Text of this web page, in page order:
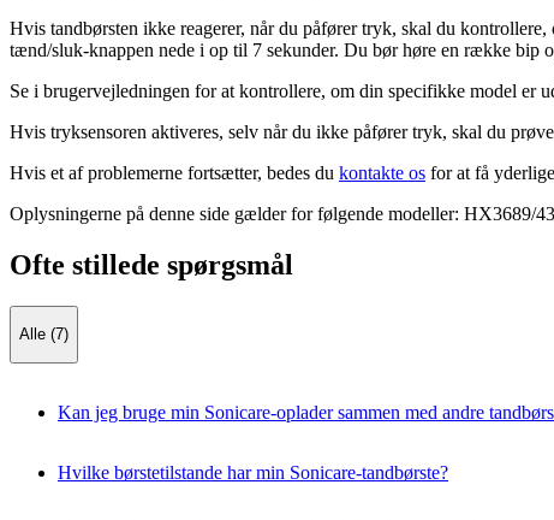
Hvis tandbørsten ikke reagerer, når du påfører tryk, skal du
tænd/sluk-knappen nede i op til 7 sekunder. Du bør høre en række bip
Se i brugervejledningen for at kontrollere, om din specifikke model er
Hvis tryksensoren aktiveres, selv når du ikke påfører tryk, skal du
Hvis et af problemerne fortsætter, bedes du kontakte os for at få
Oplysningerne på denne side gælder for følgende modeller: HX3689/43
Ofte stillede spørgsmål
Alle (7)
Kan jeg bruge min Sonicare-oplader sammen med andre
Hvilke børstetilstande har min Sonicare-tandbørste?